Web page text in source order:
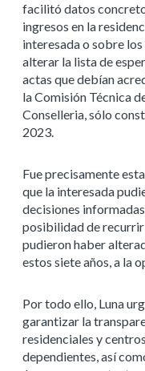
facilitó datos
ingresos en la
interesada o sobre
alterar la lista de
actas que debían
la Comisión Técnica
Conselleria, sólo
2023.
Fue precisamente
que la interesada
decisiones
posibilidad de recurrir
pudieron haber
estos siete años, a la
Por todo ello, Luna
garantizar la
residenciales y
dependientes, así